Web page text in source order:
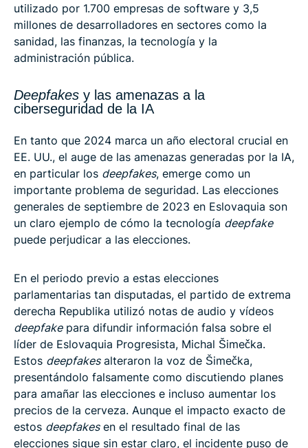
utilizado por 1.700 empresas de software y 3,5
millones de desarrolladores en sectores como la
sanidad, las finanzas, la tecnología y la
administración pública.
Deepfakes y las amenazas a la
ciberseguridad de la IA
En tanto que 2024 marca un año electoral crucial en
EE. UU., el auge de las amenazas generadas por la IA,
en particular los deepfakes, emerge como un
importante problema de seguridad. Las elecciones
generales de septiembre de 2023 en Eslovaquia son
un claro ejemplo de cómo la tecnología deepfake
puede perjudicar a las elecciones.
En el periodo previo a estas elecciones
parlamentarias tan disputadas, el partido de extrema
derecha Republika utilizó notas de audio y vídeos
deepfakepara difundir información falsa sobre el
líder de Eslovaquia Progresista, Michal Šimečka.
Estos deepfakesalteraron la voz de Šimečka,
presentándolo falsamente como discutiendo planes
para amañar las elecciones e incluso aumentar los
precios de la cerveza. Aunque el impacto exacto de
estos deepfakesen el resultado final de las
elecciones sigue sin estar claro, el incidente puso de